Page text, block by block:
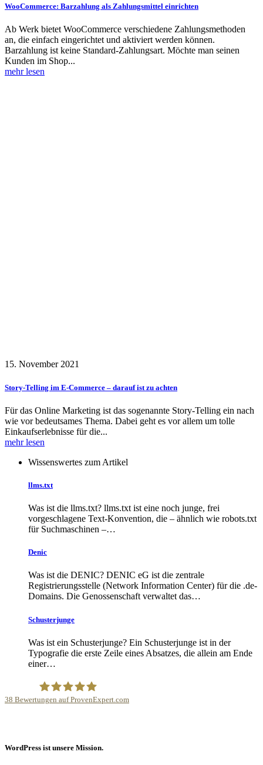
WooCommerce: Barzahlung als Zahlungsmittel einrichten
Ab Werk bietet WooCommerce verschiedene Zahlungsmethoden
an, die einfach eingerichtet und aktiviert werden können.
Barzahlung ist keine Standard-Zahlungsart. Möchte man seinen
Kunden im Shop...
mehr lesen
15. November 2021
Story-Telling im E-Commerce – darauf ist zu achten
Für das Online Marketing ist das sogenannte Story-Telling ein nach
wie vor bedeutsames Thema. Dabei geht es vor allem um tolle
Einkaufserlebnisse für die...
mehr lesen
Wissenswertes zum Artikel
llms.txt
Was ist die llms.txt? llms.txt ist eine noch junge, frei
vorgeschlagene Text-Konvention, die – ähnlich wie robots.txt
für Suchmaschinen –…
Denic
Was ist die DENIC? DENIC eG ist die zentrale
Registrierungsstelle (Network Information Center) für die .de-
Domains. Die Genossenschaft verwaltet das…
Schusterjunge
Was ist ein Schusterjunge? Ein Schusterjunge ist in der
Typografie die erste Zeile eines Absatzes, die allein am Ende
einer…
38 Bewertungen auf ProvenExpert.com
WordPress ist unsere Mission.